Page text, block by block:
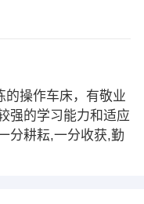
的操作车床，有敬业
强的学习能力和适应
分耕耘,一分收获,勤